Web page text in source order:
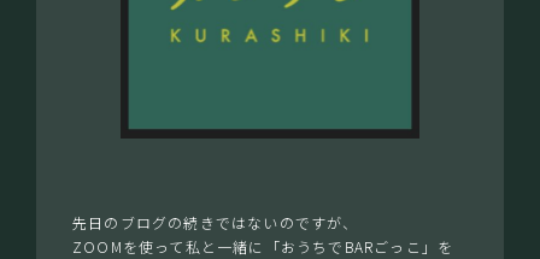
先日のブログの続きではないのですが、
ZOOMを使って私と一緒に「おうちでBARごっこ」を